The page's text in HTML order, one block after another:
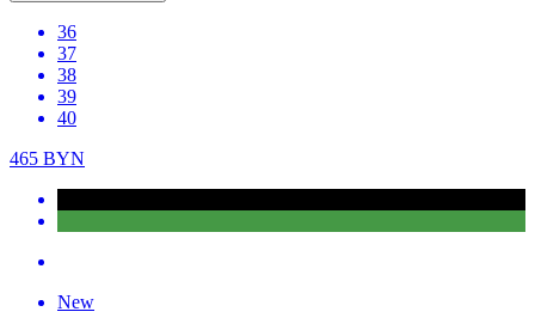
36
37
38
39
40
465 BYN
New